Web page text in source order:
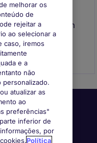
CV
e entraremos em
surgir uma
ao seu perfil
melhorar os
de
rejeitar a
ao selecionar a
caso, iremos
e a
não
personalizado.
atualizar as
ao
preferências"
inferior de
por
Política